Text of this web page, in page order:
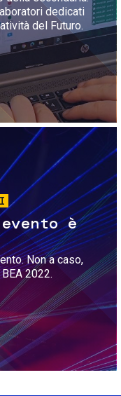
dedicati
del Futuro.
è
Non a caso,
2022.